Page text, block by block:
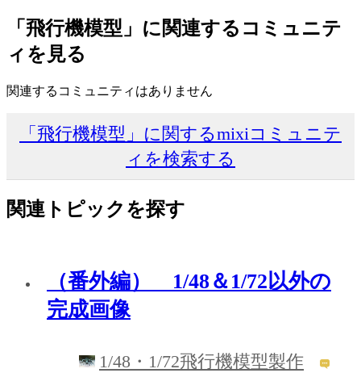
「飛行機模型」に関連するコミュニテ
ィを見る
関連するコミュニティはありません
「飛行機模型」に関するmixiコミュニテ
ィを検索する
関連トピックを探す
（番外編） 1/48＆1/72以外の
完成画像
1/48・1/72飛行機模型製作